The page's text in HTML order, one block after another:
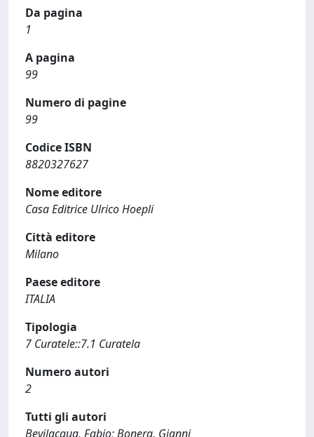
Da pagina
1
A pagina
99
Numero di pagine
99
Codice ISBN
8820327627
Nome editore
Casa Editrice Ulrico Hoepli
Città editore
Milano
Paese editore
ITALIA
Tipologia
7 Curatele::7.1 Curatela
Numero autori
2
Tutti gli autori
Bevilacqua, Fabio; Bonera, Gianni